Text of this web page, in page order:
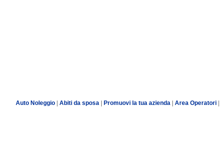
Auto Noleggio| Abiti da sposa| Promuovi la tua azienda Area Operatori